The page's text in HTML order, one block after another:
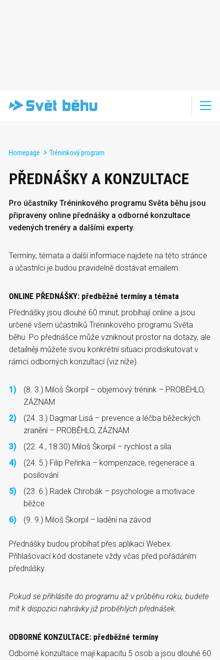
Homepage Tréninkový program
PŘEDNÁŠKY A KONZULTACE
Pro účastníky Tréninkového programu Světa běhu jsou
připraveny online přednášky a odborné konzultace
vedených trenéry a dalšími experty.
Termíny, témata a další informace najdete na této stránce
a účastníci je budou pravidelně dostávat emailem.
ONLINE PŘEDNÁŠKY: předběžné termíny a témata
Přednášky jsou dlouhé 60 minut, probíhají online a jsou
určené všem účastníků Tréninkového programu Světa
běhu. Po přednášce může vzniknout prostor na dotazy, ale
detailněji můžete svou konkrétní situaci prodiskutovat v
rámci odborných konzultací (viz níže).
(8. 3.) Miloš Škorpil – objemový trénink – PROBĚHLO,
ZÁZNAM
(24. 3.) Dagmar Lisá – prevence a léčba běžeckých
zranění – PROBĚHLO, ZÁZNAM
(22. 4., 18:30) Miloš Škorpil – rychlost a síla
(24. 5.) Filip Peřinka – kompenzace, regenerace a
posilování
(23. 6.) Radek Chrobák – psychologie a motivace
běžce
(9. 9.) Miloš Škorpil – ladění na závod
Přednášky budou probíhat přes aplikaci Webex.
Přihlašovací kód dostanete vždy včas před pořádáním
přednášky.
Pokud se přihlásíte do programu až v průběhu roku, budete
mít k dispozici nahrávky již proběhlých přednášek.
ODBORNÉ KONZULTACE: předběžné termíny
Odborné konzultace mají kapacitu 5 osob a jsou dlouhé 60